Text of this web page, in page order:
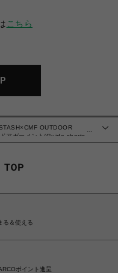
こちら
…
OUTDOOR
ドアガーメント/Guide shorts
る＆使える
ポイント進呈